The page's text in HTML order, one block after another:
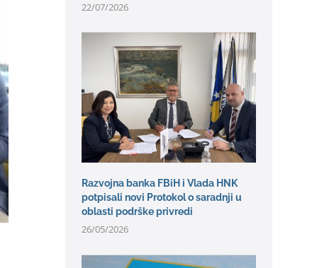
22/07/2026
Razvojna banka FBiH i Vlada HNK
potpisali novi Protokol o saradnji u
oblasti podrške privredi
26/05/2026